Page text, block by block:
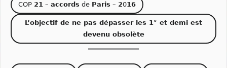
COP 21 – accords de Paris – 2016
L’objectif de ne pas dépasser les 1° et demi est
devenu obsolète